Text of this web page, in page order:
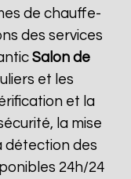
de chauffe-
des services
Salon de
et les
et la
la mise
détection des
24h/24